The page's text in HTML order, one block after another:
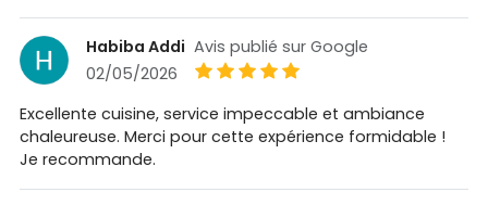
Habiba Addi Avis publié sur Google
02/05/2026
Excellente cuisine, service impeccable et ambiance
chaleureuse. Merci pour cette expérience formidable !
Je recommande.